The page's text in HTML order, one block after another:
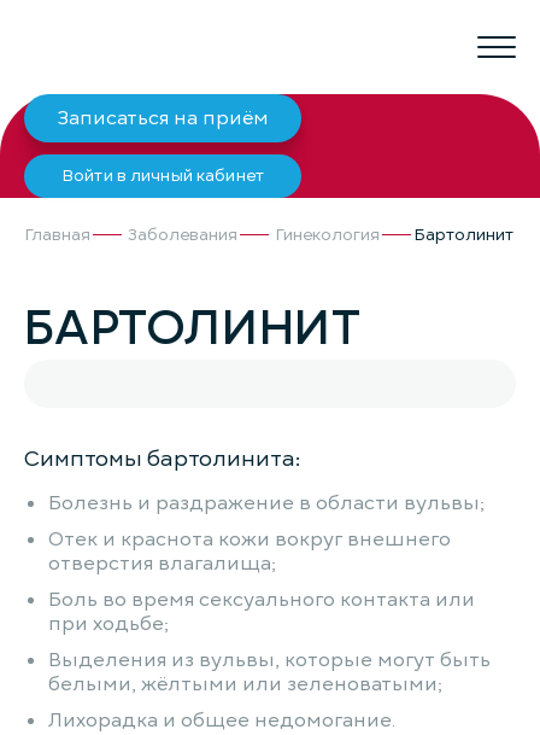
Записаться на приём
Войти в личный кабинет
Главная Заболевания Гинекология Бартолинит
БАРТОЛИНИТ
Симптомы бартолинита:
Болезнь и раздражение в области вульвы;
Отек и краснота кожи вокруг внешнего
отверстия влагалища;
Боль во время сексуального контакта или
при ходьбе;
Выделения из вульвы, которые могут быть
белыми, жёлтыми или зеленоватыми;
Лихорадка и общее недомогание.